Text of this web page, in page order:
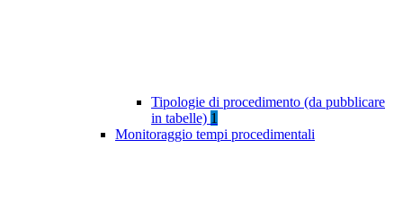
Tipologie di procedimento (da pubblicare
in tabelle) 1
Monitoraggio tempi procedimentali